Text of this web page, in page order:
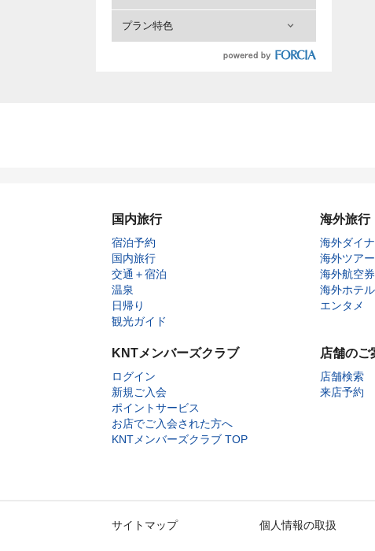
プラン特色
国内旅行
宿泊予約
国内旅行
交通＋宿泊
温泉
日帰り
観光ガイド
海外旅行
海外ダイ
海外ツアー
海外航空券
海外ホテル
エンタメ
KNTメンバーズクラブ
ログイン
新規ご入会
ポイントサービス
お店でご入会された方へ
KNTメンバーズクラブ TOP
店舗のご
店舗検索
来店予約
サイトマップ 個人情報の取扱